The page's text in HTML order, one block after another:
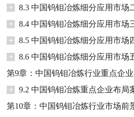
+
8.3 中国钨钼冶炼细分应用市场
+
8.4 中国钨钼冶炼细分应用市场
+
8.5 中国钨钼冶炼细分应用市场
+
8.6 中国钨钼冶炼细分应用市场
第9章：中国钨钼冶炼行业重点企
+
9.2 中国钨钼冶炼重点企业布局
第10章：中国钨钼冶炼行业市场前